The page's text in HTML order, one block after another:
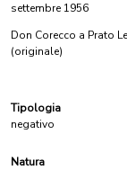
settembre 1956
Don Corecco a Prato
(originale)
Tipologia
negativo
Natura